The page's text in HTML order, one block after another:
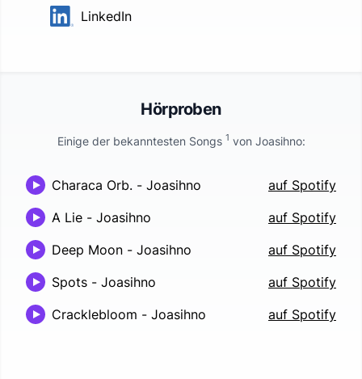
LinkedIn
Hörproben
Einige der bekanntesten Songs 1 von Joasihno:
Characa Orb. - Joasihno
auf Spotify
A Lie - Joasihno
auf Spotify
Deep Moon - Joasihno
auf Spotify
Spots - Joasihno
auf Spotify
Cracklebloom - Joasihno auf Spotify